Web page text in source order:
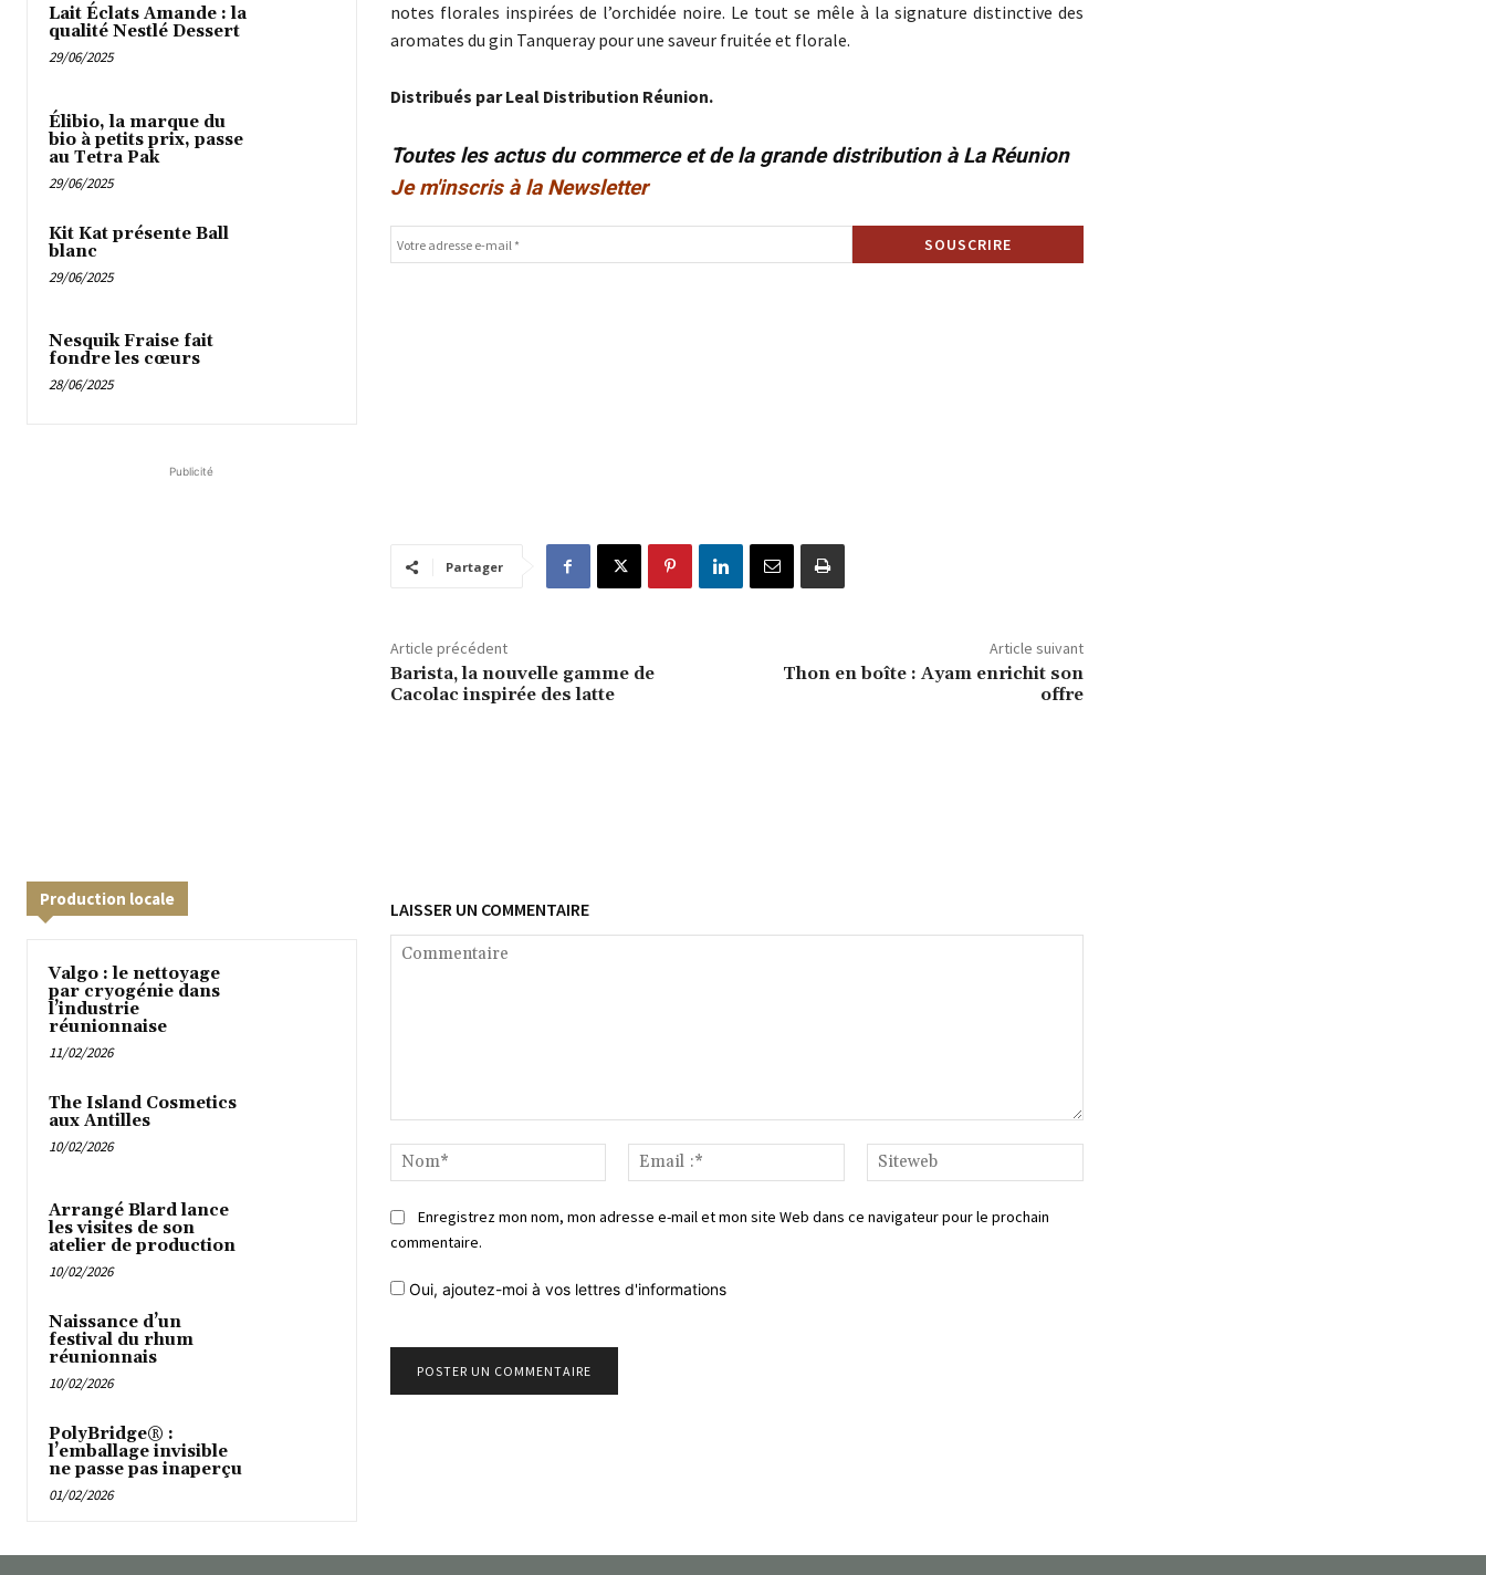
Lait Éclats Amande : la
qualité Nestlé Dessert
29/06/2025
Élibio, la marque du
bio à petits prix, passe
au Tetra Pak
29/06/2025
Kit Kat présente Ball
blanc
29/06/2025
Nesquik Fraise fait
fondre les cœurs
28/06/2025
Publicité
notes florales inspirées de l’orchidée noire. Le tout se mêle à la signature distinctive des
aromates du gin Tanqueray pour une saveur fruitée et florale.
Distribués par Leal Distribution Réunion.
Toutes les actus du commerce et de la grande distribution à La Réunion
Je m'inscris à la Newsletter
Partager
Article précédent
Barista, la nouvelle gamme de
Cacolac inspirée des latte
Article suivant
Thon en boîte : Ayam enrichit son
offre
Production locale
Valgo : le nettoyage
par cryogénie dans
l’industrie
réunionnaise
11/02/2026
The Island Cosmetics
aux Antilles
10/02/2026
Arrangé Blard lance
les visites de son
atelier de production
10/02/2026
Naissance d’un
festival du rhum
réunionnais
10/02/2026
PolyBridge® :
l’emballage invisible
ne passe pas inaperçu
01/02/2026
LAISSER UN COMMENTAIRE
Nom*
Email
:*
Enregistrez mon nom, mon adresse e-mail et mon site Web dans ce navigateur pour le prochain
commentaire.
Oui, ajoutez-moi à vos lettres d'informations